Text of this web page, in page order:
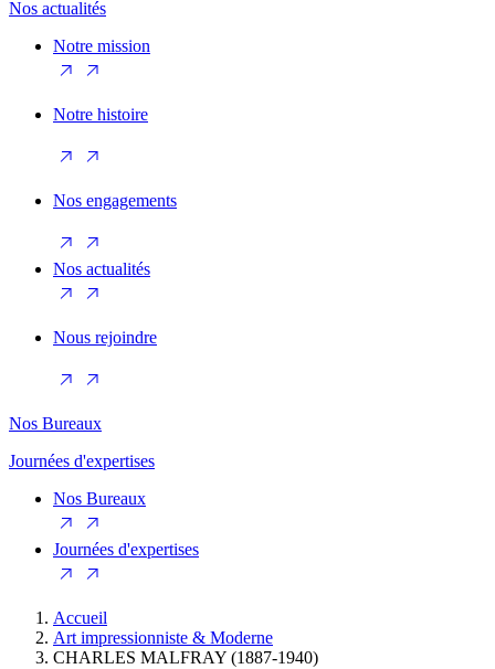
Nos actualités
Notre mission
Notre histoire
Nos engagements
Nos actualités
Nous rejoindre
Nos Bureaux
Journées d'expertises
Nos Bureaux
Journées d'expertises
Accueil
Art impressionniste & Moderne
CHARLES MALFRAY (1887-1940)